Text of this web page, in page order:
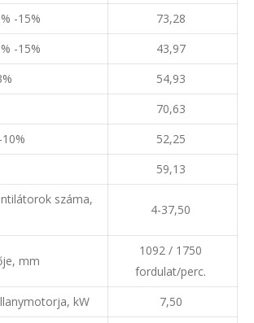
-15%
73,28
-15%
43,97
54,93
70,63
52,25
59,13
száma,
4-37,50
mm
1092 / 1750
fordulat/perc.
kW
7,50